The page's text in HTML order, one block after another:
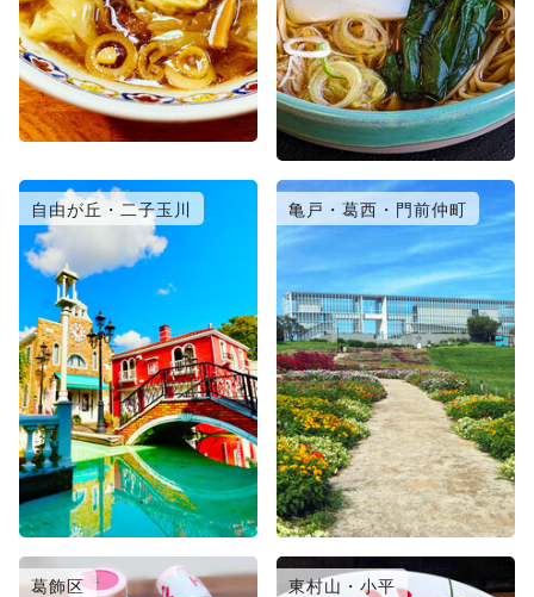
自由が丘・二子玉川 亀戸・葛西・門前仲町
葛飾区 東村山・小平